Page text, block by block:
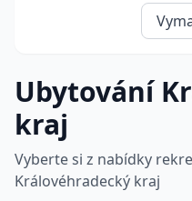
Ubytování
kraj
Vyberte si z nabídky
Královéhradecký kraj